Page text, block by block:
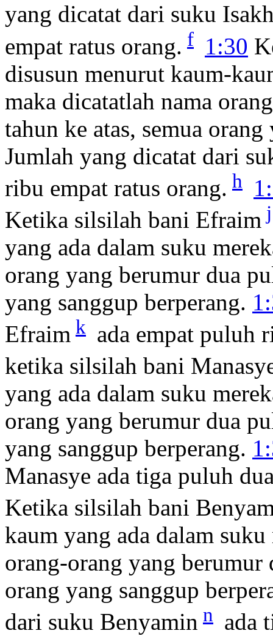
yang dicatat dari suku
empat ratus orang. f 1:30
disusun menurut kaum-
maka dicatatlah nama
tahun ke atas, semua
Jumlah yang dicatat dari
ribu empat ratus orang. h
Ketika silsilah bani Efraim j
yang ada dalam suku
orang yang berumur dua
yang sanggup berperang.
Efraim k ada empat puluh
ketika silsilah bani
yang ada dalam suku
orang yang berumur dua
yang sanggup berperang.
Manasye ada tiga puluh
Ketika silsilah bani
kaum yang ada dalam
orang-orang yang berumur
orang yang sanggup
dari suku Benyamin n ada